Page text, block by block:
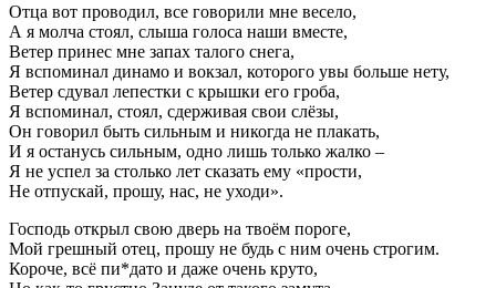
Отца вот проводил, все говорили мне весело,
А я молча стоял, слыша голоса наши вместе,
Ветер принес мне запах талого снега,
Я вспоминал динамо и вокзал, которого увы больше нету,
Ветер сдувал лепестки с крышки его гроба,
Я вспоминал, стоял, сдерживая свои слёзы,
Он говорил быть сильным и никогда не плакать,
И я останусь сильным, одно лишь только жалко –
Я не успел за столько лет сказать ему «прости,
Не отпускай, прошу, нас, не уходи».
Господь открыл свою дверь на твоём пороге,
Мой грешный отец, прошу не будь с ним очень строгим.
Короче, всё пи*дато и даже очень круто,